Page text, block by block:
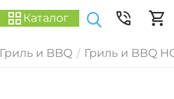
Каталог
Гриль и BBQ / Гриль и BBQ